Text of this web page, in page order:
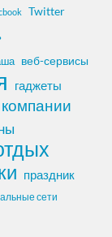
Twitter
веб-сервисы
гаджеты
компании
праздник
сети